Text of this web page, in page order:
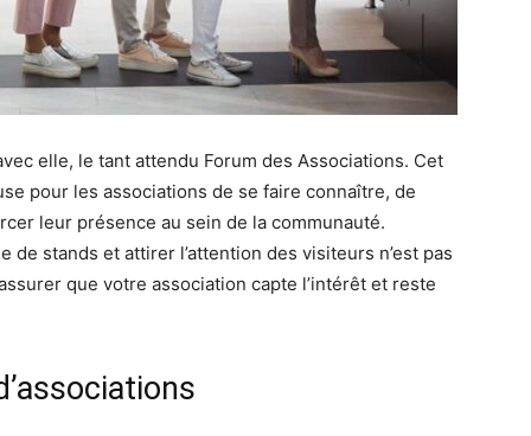
elle, le tant attendu Forum des Associations. Cet
pour les associations de se faire connaître, de
leur présence au sein de la communauté.
stands et attirer l’attention des visiteurs n’est pas
que votre association capte l’intérêt et reste